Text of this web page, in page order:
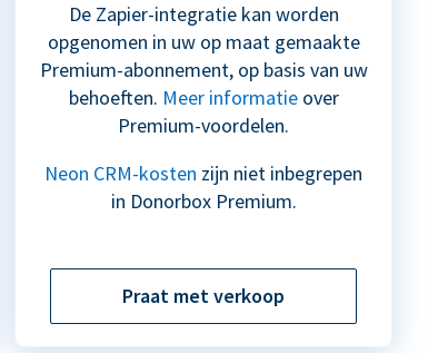
De Zapier-integratie kan worden
opgenomen in uw op maat gemaakte
Premium-abonnement, op basis van uw
behoeften. Meer informatieover
Premium-voordelen.
Neon CRM-kosten zijn niet inbegrepen
in Donorbox Premium.
Praat met verkoop